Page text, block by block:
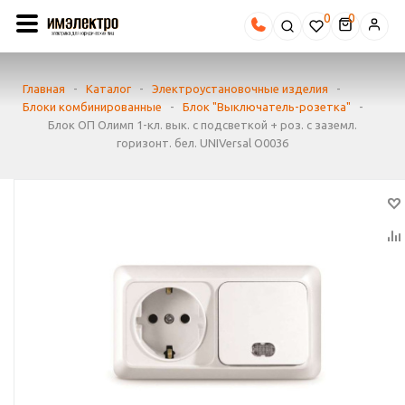
0
Главная - Каталог - Электроустановочные изделия
-
Блоки комбинированные
- Блок "Выключатель-розетка"
-
Блок ОП Олимп 1-кл. вык. с подсветкой + роз. с заземл.
горизонт. бел. UNIVersal О0036